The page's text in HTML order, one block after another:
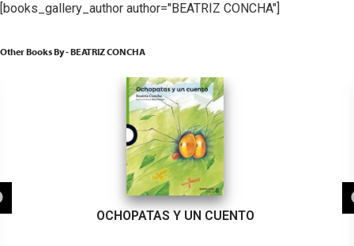
[books_gallery_author author="BEATRIZ CONCHA"]
Other Books By - BEATRIZ CONCHA
OCHOPATAS Y UN CUENTO